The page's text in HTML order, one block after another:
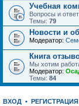
Учебная
Вопросы и
Темы: 79
Новости и
Модератор:
Книга
Мы хотим
Модератор:
Темы: 84
ВХОД • РЕГИСТРАЦИЯ